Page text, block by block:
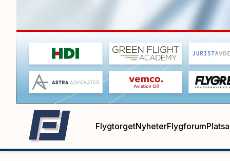
FlygtorgetNyheterFlygforum